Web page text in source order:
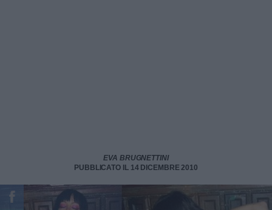
EVA BRUGNETTINI
PUBBLICATO IL 14 DICEMBRE 2010